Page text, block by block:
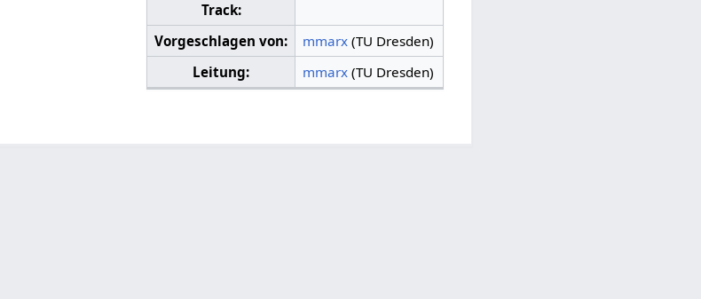
Track:
Vorgeschlagen von:
mmarx(TU Dresden)
Leitung:
mmarx(TU Dresden)